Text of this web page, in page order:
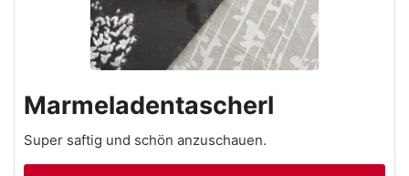
Marmeladentascherl
Super saftig und schön anzuschauen.